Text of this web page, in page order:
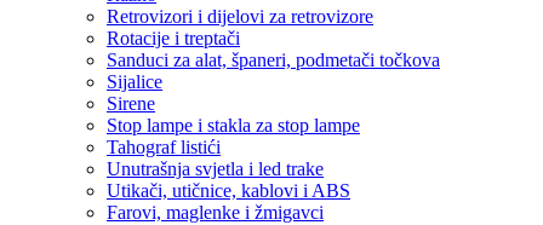
Retrovizori i dijelovi za retrovizore
Rotacije i treptači
Sanduci za alat, španeri, podmetači točkova
Sijalice
Sirene
Stop lampe i stakla za stop lampe
Tahograf listići
Unutrašnja svjetla i led trake
Utikači, utičnice, kablovi i ABS
Farovi, maglenke i žmigavci